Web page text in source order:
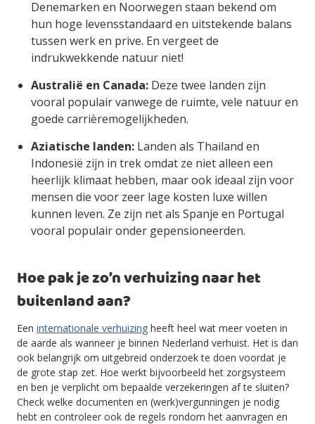
Denemarken en Noorwegen staan bekend om
hun hoge levensstandaard en uitstekende balans
tussen werk en prive. En vergeet de
indrukwekkende natuur niet!
Australië en Canada: Deze twee landen zijn
vooral populair vanwege de ruimte, vele natuur en
goede carrièremogelijkheden.
Aziatische landen: Landen als Thailand en
Indonesië zijn in trek omdat ze niet alleen een
heerlijk klimaat hebben, maar ook ideaal zijn voor
mensen die voor zeer lage kosten luxe willen
kunnen leven. Ze zijn net als Spanje en Portugal
vooral populair onder gepensioneerden.
Hoe pak je zo’n verhuizing naar het
buitenland aan?
Een internationale verhuizing heeft heel wat meer voeten in
de aarde als wanneer je binnen Nederland verhuist. Het is dan
ook belangrijk om uitgebreid onderzoek te doen voordat je
de grote stap zet. Hoe werkt bijvoorbeeld het zorgsysteem
en ben je verplicht om bepaalde verzekeringen af te sluiten?
Check welke documenten en (werk)vergunningen je nodig
hebt en controleer ook de regels rondom het aanvragen en